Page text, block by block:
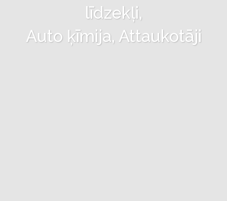
līdzekļi,
Auto ķīmija, Attaukotāji